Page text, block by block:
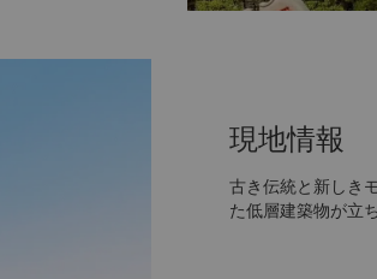
現地情報
古き伝統と新しき
た低層建築物が立